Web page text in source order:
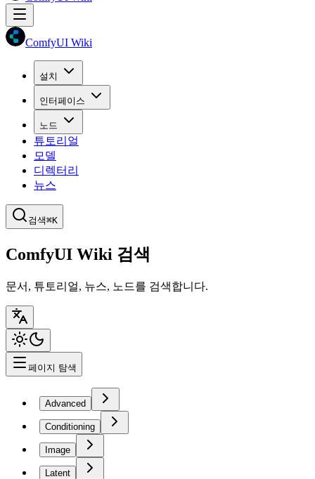
ComfyUI Wiki
설치
인터페이스
노드
튜토리얼
모델
디렉터리
뉴스
검색⌘K
ComfyUI Wiki 검색
문서, 튜토리얼, 뉴스, 노드를 검색합니다.
페이지 탐색
Advanced
Conditioning
Image
Latent